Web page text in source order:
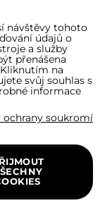
návštěvy tohoto
údajů o
a služby
přenášena
na
svůj souhlas s
informace
ochrany soukromí